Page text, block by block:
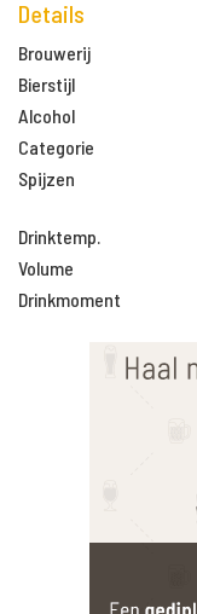
Details
Brouwerij
Bierstijl
Alcohol
Categorie
Spijzen
Drinktemp.
Volume
Drinkmoment